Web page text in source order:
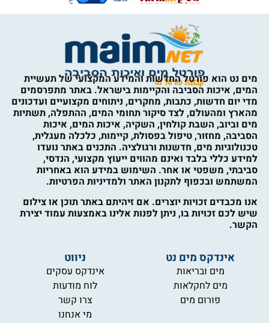
מים נט הוא פורטל החדשות והמידע המקצועי של תעשיית
המים, איכות הסביבה והקיימות בישראל. באתר מתפרסמים
מדי יום חדשות, כתבות, מחקרים, ניתוחים מקצועיים ועדכונים
מהארץ ומהעולם, לצד סיקור תחומי המים, ההתפלה, תשתיות
מים וביוב, השבת קולחין, השקיה, איכות המים, איכות
הסביבה, מחזור, טיפול בפסולת, קיימות, כלכלה מעגלית,
טכנולוגיות מים, חדשנות ורגולציה. התכנים באתר נועדו
למידע כללי בלבד ואינם מהווים ייעוץ מקצועי, הנדסי,
סביבתי, משפטי או אחר. השימוש במידע הוא באחריות
המשתמש ובכפוף לתקנון האתר ולמדיניות הפרטיות.
אנו מכבדים זכויות יוצרים. אם זיהיתם באתר תוכן או צילום
שיש לכם זכויות בו, ניתן לפנות אלינו באמצעות עמוד יצירת
הקשר.
אינדקס מים נט
מים ובריאות
מים לחקלאות
פורום מים
ניווט
אינדקס עסקים
לוח מודעות
צרו קשר
מי אנחנו